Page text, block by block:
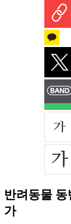
반려동물 동
가